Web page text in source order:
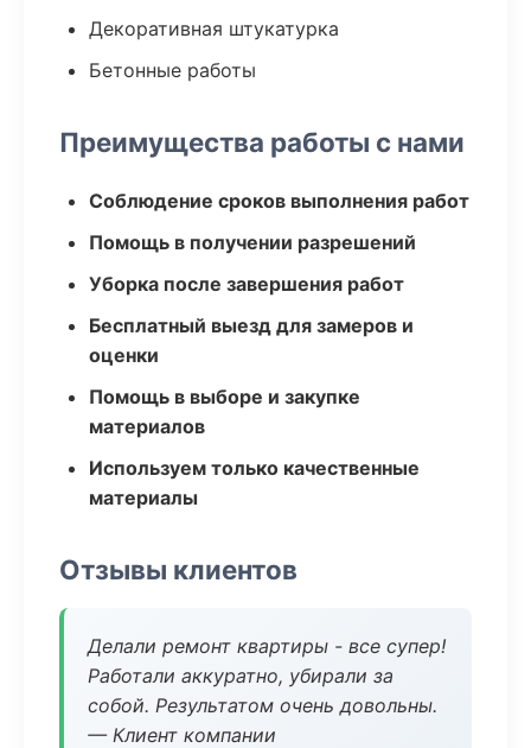
Декоративная штукатурка
Бетонные работы
Преимущества работы с нами
Соблюдение сроков выполнения работ
Помощь в получении разрешений
Уборка после завершения работ
Бесплатный выезд для замеров и
оценки
Помощь в выборе и закупке
материалов
Используем только качественные
материалы
Отзывы клиентов
Делали ремонт квартиры - все супер!
Работали аккуратно, убирали за
собой. Результатом очень довольны.
— Клиент компании